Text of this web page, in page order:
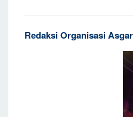
Redaksi Organisasi